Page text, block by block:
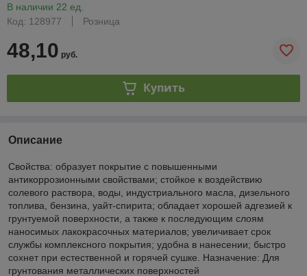
В наличии 22 ед.
Код: 128977
Розница
48,10 руб.
Купить
Описание
Свойства: образует покрытие с повышенными
антикоррозионными свойствами; стойкое к воздействию
солевого раствора, воды, индустриального масла, дизельного
топлива, бензина, уайт-спирита; обладает хорошей адгезией к
грунтуемой поверхности, а также к последующим слоям
наносимых лакокрасочных материалов; увеличивает срок
службы комплексного покрытия; удобна в нанесении; быстро
сохнет при естественной и горячей сушке. Назначение: Для
грунтования металлических поверхностей